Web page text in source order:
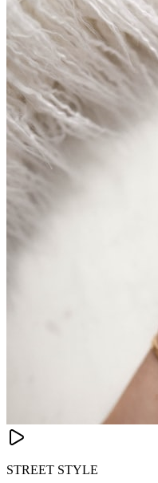
STREET STYLE